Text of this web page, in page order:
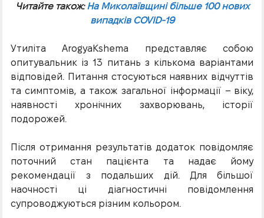
Читайте також:На Миколаївщині більше 100 нових
випадків СOVID-19
Утиліта ArogyaKshema представляє собою
опитувальник із 13 питань з кількома варіантами
відповідей. Питання стосуються наявних відчуттів
та симптомів, а також загальної інформації – віку,
наявності хронічних захворювань, історії
подорожей.
Після отримання результатів додаток повідомляє
поточний стан пацієнта та надає йому
рекомендації з подальших дій. Для більшої
наочності ці діагностичні повідомлення
супроводжуються різним кольором.